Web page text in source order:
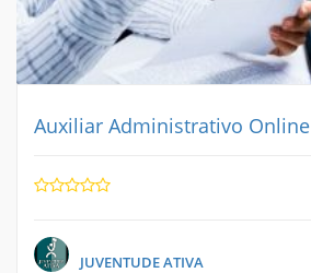
Auxiliar Administrativo Online
JUVENTUDE ATIVA